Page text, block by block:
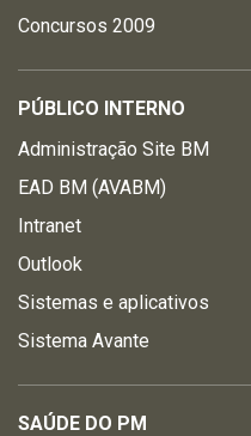
Concursos 2009
PÚBLICO INTERNO
Administração Site BM
EAD BM (AVABM)
Intranet
Outlook
Sistemas e aplicativos
Sistema Avante
SAÚDE DO PM